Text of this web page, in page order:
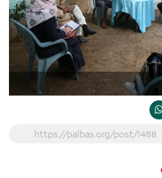
https://palbas.org/post/1488